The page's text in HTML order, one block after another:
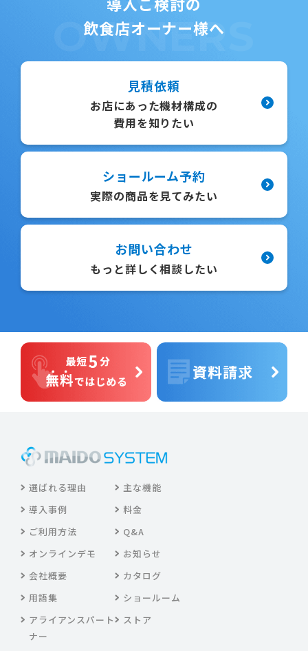
飲食店オーナー様へ
OWNERS
見積依頼
お店にあった機材構成の
費用を知りたい
ショールーム予約
実際の商品を見てみたい
お問い合わせ
もっと詳しく相談したい
選ばれる理由
主な機能
導入事例
料金
ご利用方法
Q&A
オンラインデモ
お知らせ
会社概要
カタログ
用語集
ショールーム
アライアンスパート
ナー
ストア